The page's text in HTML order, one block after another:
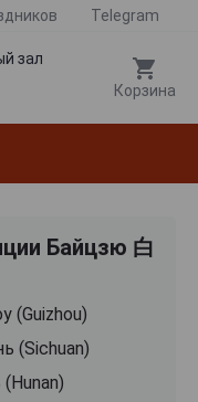
Telegram
зал
Корзина
Байцзю 白
(Guizhou)
(Sichuan)